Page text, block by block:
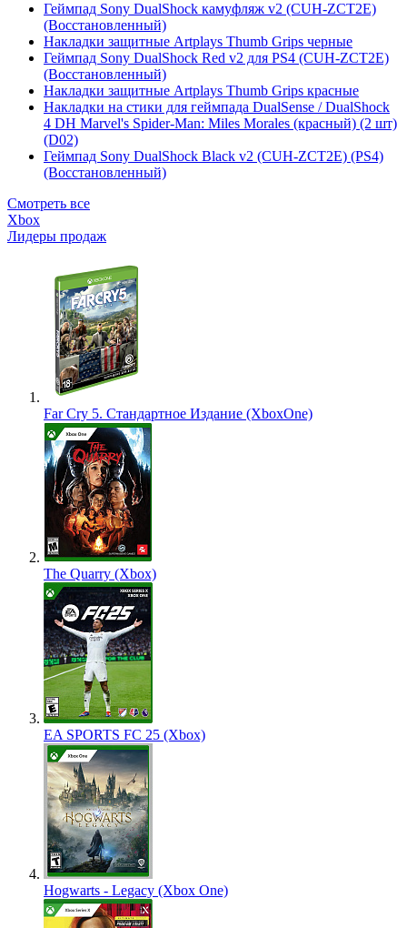
Геймпад Sony DualShock камуфляж v2 (CUH-ZCT2E)
(Восстановленный)
Накладки защитные Artplays Thumb Grips черные
Геймпад Sony DualShock Red v2 для PS4 (CUH-ZCT2E)
(Восстановленный)
Накладки защитные Artplays Thumb Grips красные
Накладки на стики для геймпада DualSense / DualShock
4 DH Marvel's Spider-Man: Miles Morales (красный) (2 шт)
(D02)
Геймпад Sony DualShock Black v2 (CUH-ZCT2E) (PS4)
(Восстановленный)
Смотреть все
Xbox
Лидеры продаж
Far Cry 5. Стандартное Издание (XboxOne)
The Quarry (Xbox)
EA SPORTS FC 25 (Xbox)
Hogwarts - Legacy (Xbox One)